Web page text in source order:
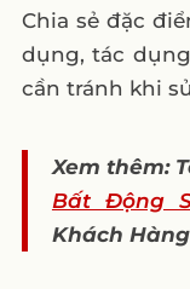
Chia sẻ đặc
dụng, tác
cần tránh khi
Xem thêm:
Bất Động
Khách Hàng